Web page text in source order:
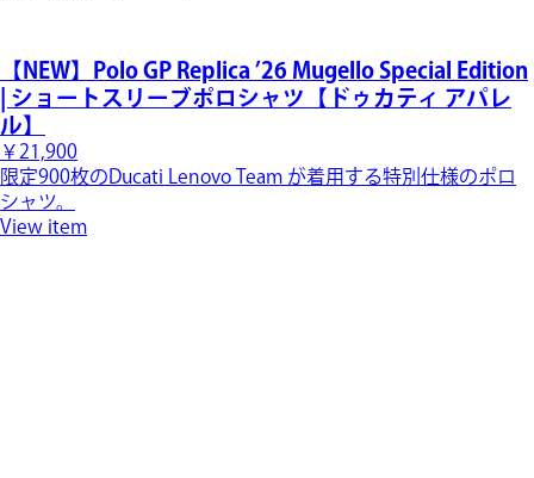
【NEW】Polo GP Replica ’26 Mugello Special Edition
| ショートスリーブポロシャツ【ドゥカティ アパレ
ル】
￥21,900
限定900枚のDucati Lenovo Team が着用する特別仕様のポロ
シャツ。
View item